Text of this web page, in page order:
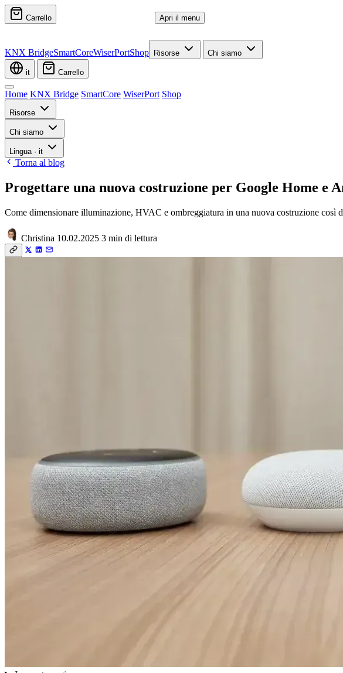
Carrello Apri il menu
KNX BridgeSmartCoreWiserPortShop Risorse Chi siamo
it Carrello
Home KNX Bridge SmartCore WiserPort Shop
Risorse
Chi siamo
Lingua · it
Torna al blog
Progettare una nuova costruzione per Google Home e
Come dimensionare illuminazione, HVAC e ombreggiatura in una nuova costruzione
Christina 10.02.2025 3 min di lettura